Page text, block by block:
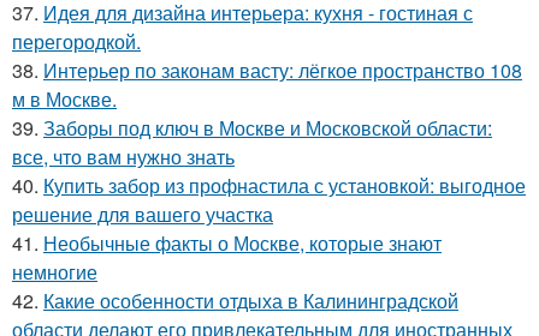
37. Идея для дизайна интерьера: кухня - гостиная с
перегородкой.
38. Интерьер по законам васту: лёгкое пространство 108
м в Москве.
39. Заборы под ключ в Москве и Московской области:
все, что вам нужно знать
40. Купить забор из профнастила с установкой: выгодное
решение для вашего участка
41. Необычные факты о Москве, которые знают
немногие
42. Какие особенности отдыха в Калининградской
области делают его привлекательным для иностранных